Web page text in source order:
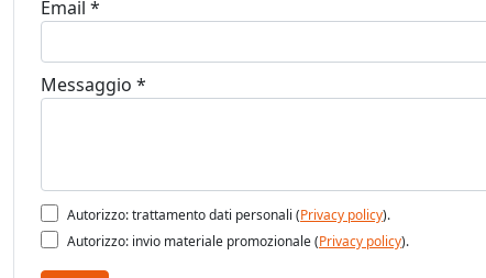
Email *
Messaggio *
Autorizzo: trattamento dati personali (Privacy policy).
Autorizzo: invio materiale promozionale (Privacy policy).